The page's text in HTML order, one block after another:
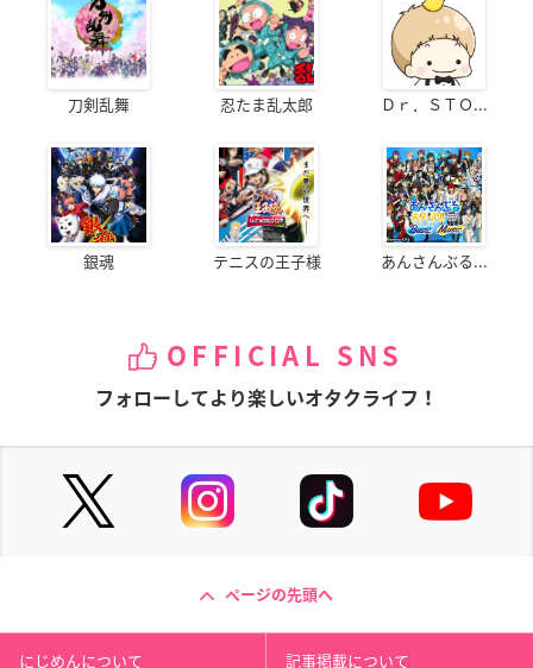
刀剣乱舞 忍たま乱太郎 Ｄｒ．ＳＴＯ...
銀魂 テニスの王子様 あんさんぶる...
OFFICIAL SNS
フォローしてより楽しいオタクライフ！
ページの先頭へ
にじめんについて 記事掲載について